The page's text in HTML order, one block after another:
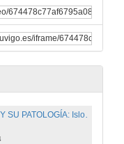
Dietas de moda
METABOLISMO Y SU PATOLOGÍA: Islote pancreático y regulación de la secreción de insulina